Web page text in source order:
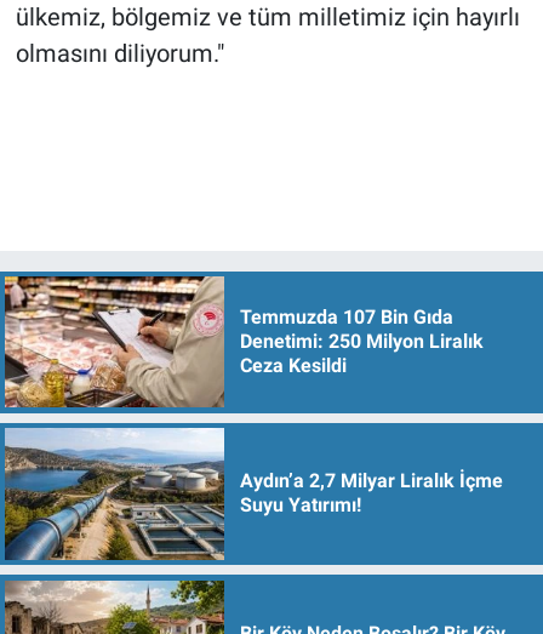
ülkemiz, bölgemiz ve tüm milletimiz için hayırlı
olmasını diliyorum."
Temmuzda 107 Bin Gıda
Denetimi: 250 Milyon Liralık
Ceza Kesildi
Aydın’a 2,7 Milyar Liralık İçme
Suyu Yatırımı!